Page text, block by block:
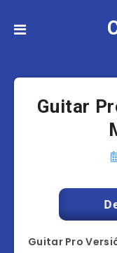
Guitar
Guitar Pro